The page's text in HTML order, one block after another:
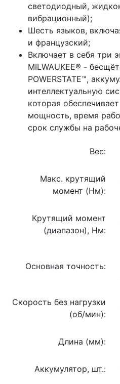
светодиодный,
вибрационный);
Шесть языков,
и французский;
Включает в себя три
MILWAUKEE® -
POWERSTATE™,
интеллектуальную
которая
мощность, время
срок службы на
Вес:
Макс. крутящий
момент (Нм):
Крутящий момент
(диапазон), Нм:
Основная точность:
Скорость без нагрузки
(об/мин):
Длина (мм):
Аккумулятор, шт.: